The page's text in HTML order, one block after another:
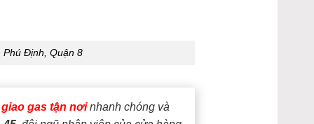
Định, Quận 8
giao gas tận nơinhanh chóng và